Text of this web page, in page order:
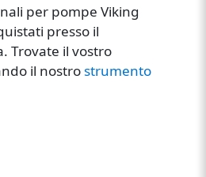
per pompe Viking
presso il
Trovate il vostro
il nostrostrumento